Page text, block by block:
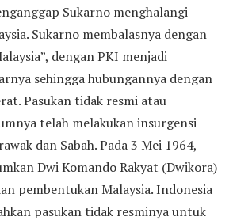
Sukarno menghalangi
Sukarno membalasnya dengan
dengan PKI menjadi
sehingga hubungannya dengan
Pasukan tidak resmi atau
telah melakukan insurgensi
dan Sabah. Pada 3 Mei 1964,
Dwi Komando Rakyat (Dwikora)
pembentukan Malaysia. Indonesia
pasukan tidak resminya untuk